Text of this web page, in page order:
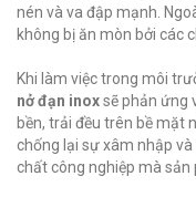
nén và va đập mạnh.
không bị ăn mòn bởi các
Khi làm việc trong môi
nở đạn inoxsẽ phản ứng
bền, trải đều trên bề mặt
chống lại sự xâm nhập
chất công nghiệp mà sản